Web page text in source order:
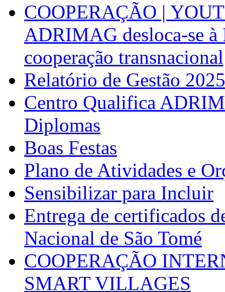
COOPERAÇÃO |
ADRIMAG desloca-se
cooperação transnacional
Relatório de Gestão 2025
Centro Qualifica
Diplomas
Boas Festas
Plano de Atividades e
Sensibilizar para Incluir
Entrega de certificados
Nacional de São Tomé
COOPERAÇÃO
SMART VILLAGES